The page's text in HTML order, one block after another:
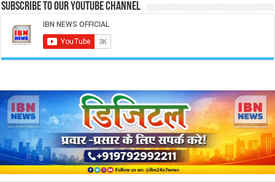
Subscribe to our Youtube Channel